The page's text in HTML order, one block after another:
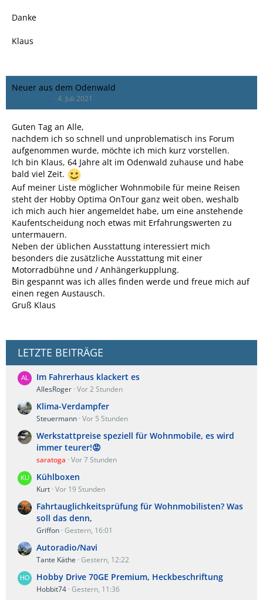
Danke
Klaus
Neuer aus dem Odenwald
4. Juli 2021
Guten Tag an Alle,
nachdem ich so schnell und unproblematisch ins Forum
aufgenommen wurde, möchte ich mich kurz vorstellen.
Ich bin Klaus, 64 Jahre alt im Odenwald zuhause und habe
bald viel Zeit.
Auf meiner Liste möglicher Wohnmobile für meine Reisen
steht der Hobby Optima OnTour ganz weit oben, weshalb
ich mich auch hier angemeldet habe, um eine anstehende
Kaufentscheidung noch etwas mit Erfahrungswerten zu
untermauern.
Neben der üblichen Ausstattung interessiert mich
besonders die zusätzliche Ausstattung mit einer
Motorradbühne und / Anhängerkupplung.
Bin gespannt was ich alles finden werde und freue mich auf
einen regen Austausch.
Gruß Klaus
LETZTE BEITRÄGE
Im Fahrerhaus klackert es
AllesRoger Vor 2 Stunden
Klima-Verdampfer
Steuermann Vor 5 Stunden
Werkstattpreise speziell für Wohnmobile, es wird
immer teurer!😡
saratoga Vor 7 Stunden
Kühlboxen
Kurt Vor 19 Stunden
Fahrtauglichkeitsprüfung für Wohnmobilisten? Was
soll das denn,
Griffon Gestern, 16:01
Autoradio/Navi
Tante Käthe Gestern, 12:22
Hobby Drive 70GE Premium, Heckbeschriftung
Hobbit74 Gestern, 11:36